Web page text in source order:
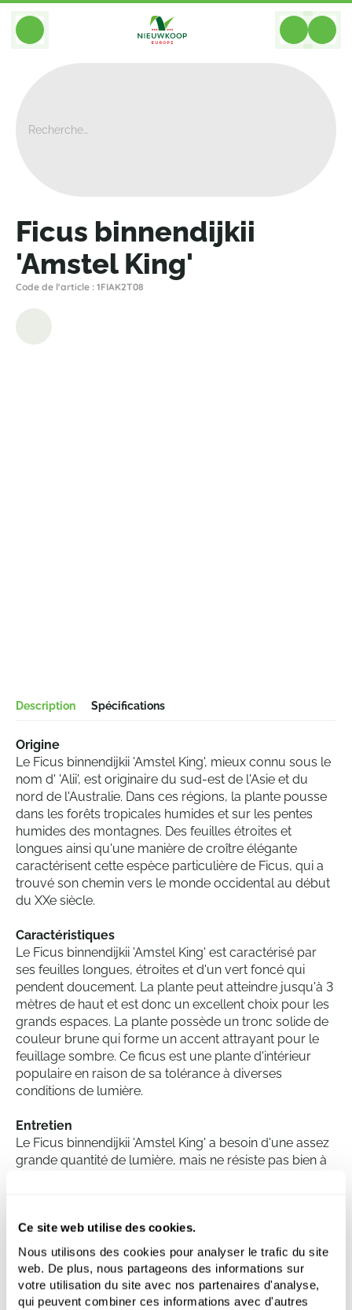
Ce site web utilise des cookies.
Nous utilisons des cookies pour analyser le trafic du site
web. De plus, nous partageons des informations sur
votre utilisation du site avec nos partenaires d'analyse,
qui peuvent combiner ces informations avec d'autres
BACK
Ficus binnendijkii
'Amstel King'
Code de l'article : 1FIAK2T08
Description Spécifications
Origine
Le Ficus binnendijkii 'Amstel King', mieux connu sous le
nom d' 'Alii', est originaire du sud-est de l'Asie et du
nord de l'Australie. Dans ces régions, la plante pousse
dans les forêts tropicales humides et sur les pentes
humides des montagnes. Des feuilles étroites et
longues ainsi qu'une manière de croître élégante
caractérisent cette espèce particulière de Ficus, qui a
trouvé son chemin vers le monde occidental au début
du XXe siècle.
Caractéristiques
Le Ficus binnendijkii 'Amstel King' est caractérisé par
ses feuilles longues, étroites et d'un vert foncé qui
pendent doucement. La plante peut atteindre jusqu'à 3
mètres de haut et est donc un excellent choix pour les
grands espaces. La plante possède un tronc solide de
couleur brune qui forme un accent attrayant pour le
feuillage sombre. Ce ficus est une plante d'intérieur
populaire en raison de sa tolérance à diverses
conditions de lumière.
Entretien
Le Ficus binnendijkii 'Amstel King' a besoin d'une assez
grande quantité de lumière, mais ne résiste pas bien à
d'eau, il est bien de laisser le sol légèrement sécher
entre deux arrosages pour éviter la pourriture des
racines. Le Ficus 'Amstel King' est également sensible
aux températures et préfère une température
constante entre 18 et 24 degrés Celsius.